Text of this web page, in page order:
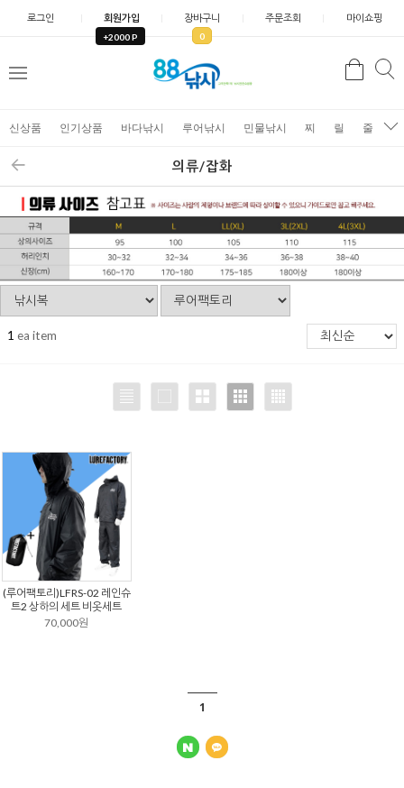
로그인 회원가입
+2000 P
장바구니
0
주문조회 마이쇼핑
검
신상품 인기상품 바다낚시 루어낚시 민물낚시 찌 릴 줄
의류/잡화
1 ea item
(루어팩토리)LFRS-02 레인슈
트2 상하의 세트 비옷세트
70,000원
1